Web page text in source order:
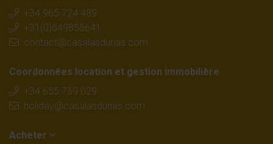
+34 965 724 489
+31(0)649855641
contact@casalasdunas.com
Coordonnées location et gestion immobilière
+34 655 759 029
holiday@casalasdunas.com
Acheter